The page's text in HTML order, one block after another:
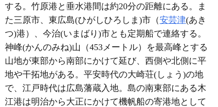
する。竹原港と垂水港間は約20分の距離にある。ま
た三原市、東広島(ひがしひろしま)市（安芸津(あき
つ)港）、今治(いまばり)市とも定期船で連絡する。
神峰(かんのみね)山（453メートル）を最高峰とする
山地が東部から南部にかけて延び、西側や北側に平
地や干拓地がある。平安時代の大崎荘(しょう)の地
で、江戸時代は広島藩蔵入地。島の南東部にある木
江港は明治から大正にかけて機帆船の寄港地として